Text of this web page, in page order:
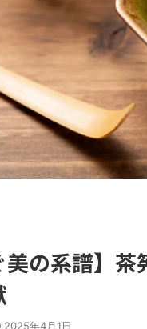
美の系譜】
2025年4月1日